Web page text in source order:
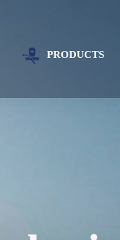
PRODUCTS